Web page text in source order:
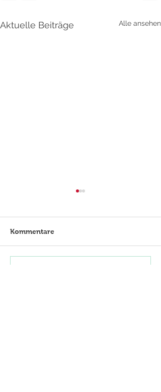
Aktuelle Beiträge Alle ansehen
Kommentare